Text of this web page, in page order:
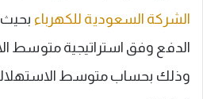
الشركة السعودية للكهرباء
الدفع وفق استراتيجية متوسط